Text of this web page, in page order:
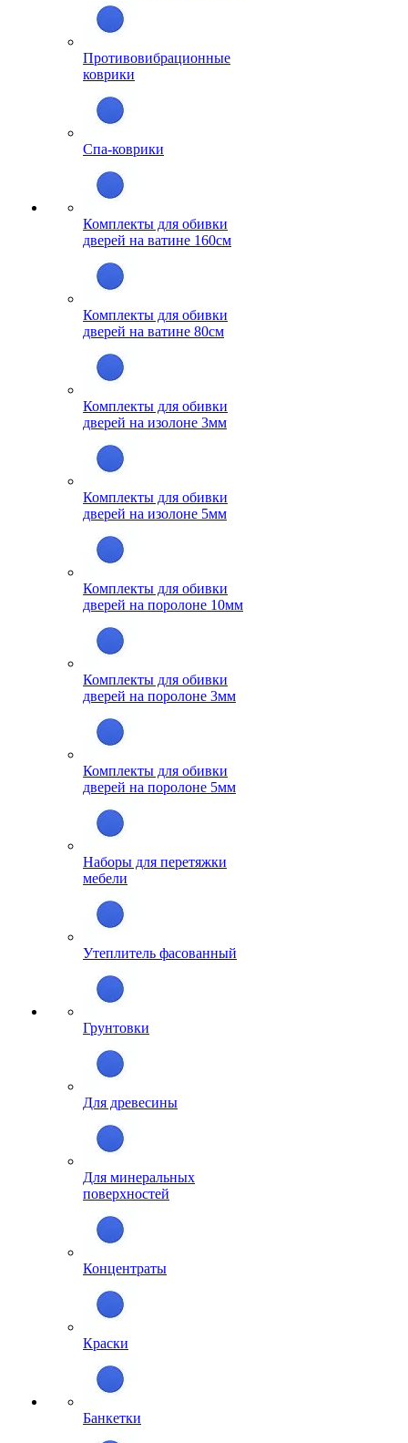
Противовибрационные
коврики
Спа-коврики
Комплекты для обивки
дверей на ватине 160см
Комплекты для обивки
дверей на ватине 80см
Комплекты для обивки
дверей на изолоне 3мм
Комплекты для обивки
дверей на изолоне 5мм
Комплекты для обивки
дверей на поролоне 10мм
Комплекты для обивки
дверей на поролоне 3мм
Комплекты для обивки
дверей на поролоне 5мм
Наборы для перетяжки
мебели
Утеплитель фасованный
Грунтовки
Для древесины
Для минеральных
поверхностей
Концентраты
Краски
Банкетки